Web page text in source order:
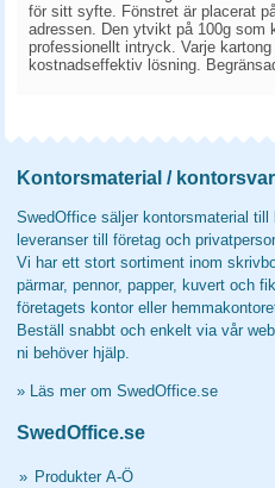
för sitt syfte. Fönstret är placerat
adressen. Den ytvikt på 100g som
professionellt intryck. Varje
kostnadseffektiv lösning.
Kontorsmaterial /
SwedOffice säljer kontorsmaterial till
leveranser till företag och
Vi har ett stort sortiment inom
pärmar, pennor, papper, kuvert och
företagets kontor eller
Beställ snabbt och enkelt via vår
ni behöver hjälp.
» Läs mer om SwedOffice.se
SwedOffice.se
» Produkter A-Ö